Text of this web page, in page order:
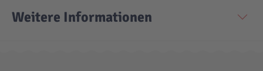
Weitere Informationen